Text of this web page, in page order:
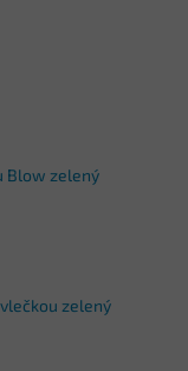
Blow zelený
zelený